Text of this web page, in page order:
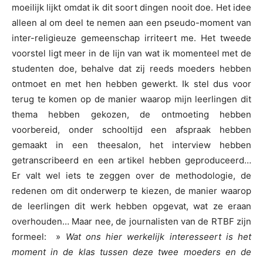
moeilijk lijkt omdat ik dit soort dingen nooit doe. Het idee
alleen al om deel te nemen aan een pseudo-moment van
inter-religieuze gemeenschap irriteert me. Het tweede
voorstel ligt meer in de lijn van wat ik momenteel met de
studenten doe, behalve dat zij reeds moeders hebben
ontmoet en met hen hebben gewerkt. Ik stel dus voor
terug te komen op de manier waarop mijn leerlingen dit
thema hebben gekozen, de ontmoeting hebben
voorbereid, onder schooltijd een afspraak hebben
gemaakt in een theesalon, het interview hebben
getranscribeerd en een artikel hebben geproduceerd…
Er valt wel iets te zeggen over de methodologie, de
redenen om dit onderwerp te kiezen, de manier waarop
de leerlingen dit werk hebben opgevat, wat ze eraan
overhouden… Maar nee, de journalisten van de RTBF zijn
formeel: » Wat ons hier werkelijk interesseert is het
moment in de klas tussen deze twee moeders en de